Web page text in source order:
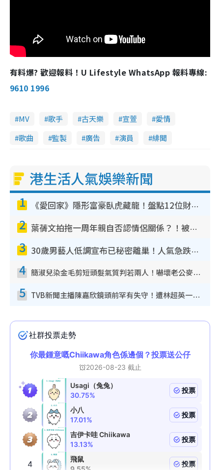
有料爆? 歡迎報料！U Lifestyle WhatsApp 報料專線:
9610 1996
MV 歌手 古天樂 宣萱
愛情
歌曲
監製 廣告 演員 緋聞
港生活人氣娛樂新聞
1 《愛回家》隱形富豪臥虎藏龍！盤點12位財氣逼人的有錢藝人：呢位靚女3億身家唔憂做
2 葉蒨文拍拖一周年親自否認情侶關係？！被質疑感情造假竟稱GM「普通同事」
3 30歲男藝人低調宣布已秘密離巢！人氣急跌變失蹤人口︰「這幾年過得並不容易」
4 簡淑兒染金毛剪短頭髮氣質判若兩人！嚇壞老公麥大力都認唔出：「你做咩事？」
5 TVB新聞主播陳嘉欣鏡頭前罕有失守！遭林超英一句說話突襲嚇親當場大笑